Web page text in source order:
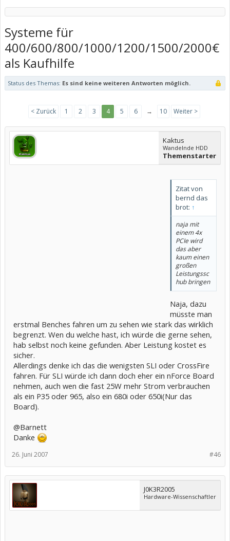
Systeme für
400/600/800/1000/1200/1500/2000€
als Kaufhilfe
Status des Themas: Es sind keine weiteren Antworten möglich.
< Zurück 1 2 3 4 5 6 → 10 Weiter >
Kaktus
Wandelnde HDD
Themenstarter
Zitat von
bernd das
brot: ↑
naja mit
einem 4x
PCIe wird
das aber
kaum einen
großen
Leistungssc
hub bringen
Naja, dazu
müsste man
erstmal Benches fahren um zu sehen wie stark das wirklich
begrenzt. Wen du welche hast, ich würde die gerne sehen,
hab selbst noch keine gefunden. Aber Leistung kostet es
sicher.
Allerdings denke ich das die wenigsten SLI oder CrossFire
fahren. Für SLI würde ich dann doch eher ein nForce Board
nehmen, auch wen die fast 25W mehr Strom verbrauchen
als ein P35 oder 965, also ein 680i oder 650i(Nur das
Board).
@Barnett
Danke
#46
26. Juni 2007
J0K3R2005
Hardware-Wissenschaftler